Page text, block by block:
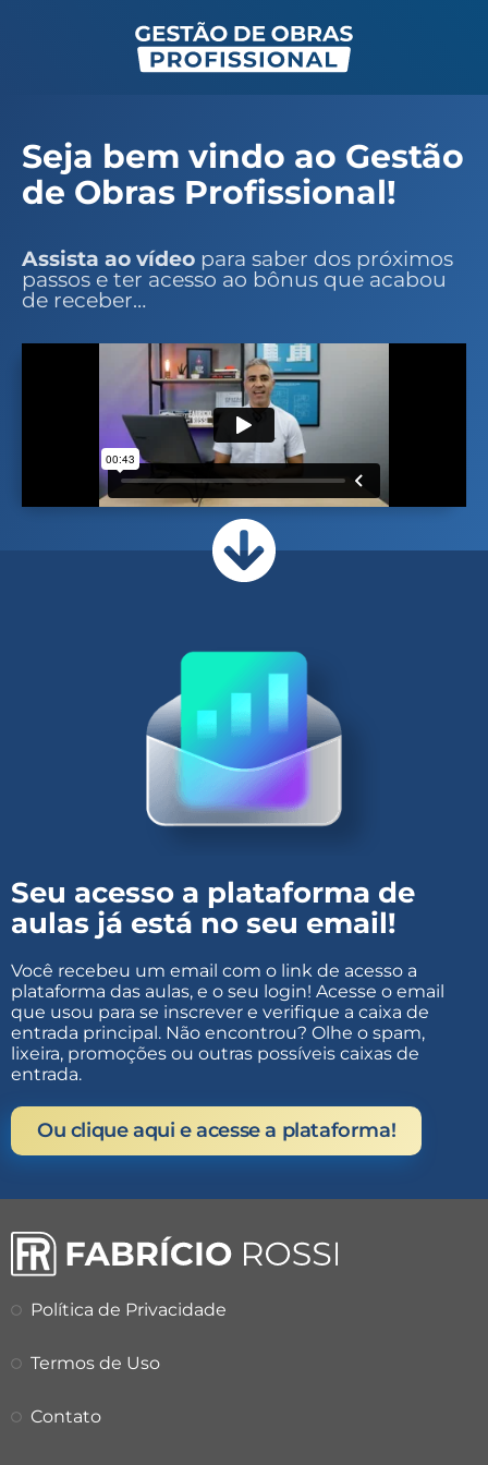
Seja bem vindo ao Gestão
de Obras Profissional!
Assista ao vídeo para saber dos próximos
passos e ter acesso ao bônus que acabou
de receber…
Seu acesso a plataforma de
aulas já está no seu email!
Você recebeu um email com o link de acesso a
plataforma das aulas, e o seu login! Acesse o email
que usou para se inscrever e verifique a caixa de
entrada principal. Não encontrou? Olhe o spam,
lixeira, promoções ou outras possíveis caixas de
entrada.
Ou clique aqui e acesse a plataforma!
Política de Privacidade
Termos de Uso
Contato